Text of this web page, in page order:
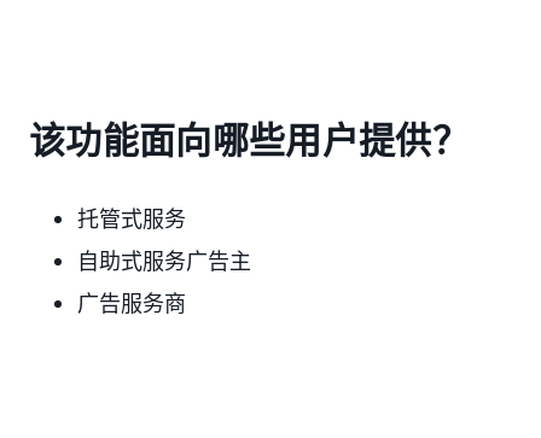
该功能面向哪些用户提供？
托管式服务
自助式服务广告主
广告服务商